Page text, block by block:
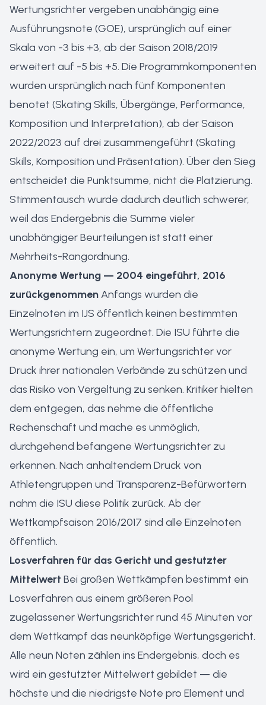
Wertungsrichter vergeben unabhängig eine
Ausführungsnote (GOE), ursprünglich auf einer
Skala von -3 bis +3, ab der Saison 2018/2019
erweitert auf -5 bis +5. Die Programmkomponenten
wurden ursprünglich nach fünf Komponenten
benotet (Skating Skills, Übergänge, Performance,
Komposition und Interpretation), ab der Saison
2022/2023 auf drei zusammengeführt (Skating
Skills, Komposition und Präsentation). Über den Sieg
entscheidet die Punktsumme, nicht die Platzierung.
Stimmentausch wurde dadurch deutlich schwerer,
weil das Endergebnis die Summe vieler
unabhängiger Beurteilungen ist statt einer
Mehrheits-Rangordnung.
Anonyme Wertung — 2004 eingeführt, 2016
zurückgenommen Anfangs wurden die
Einzelnoten im IJS öffentlich keinen bestimmten
Wertungsrichtern zugeordnet. Die ISU führte die
anonyme Wertung ein, um Wertungsrichter vor
Druck ihrer nationalen Verbände zu schützen und
das Risiko von Vergeltung zu senken. Kritiker hielten
dem entgegen, das nehme die öffentliche
Rechenschaft und mache es unmöglich,
durchgehend befangene Wertungsrichter zu
erkennen. Nach anhaltendem Druck von
Athletengruppen und Transparenz-Befürwortern
nahm die ISU diese Politik zurück. Ab der
Wettkampfsaison 2016/2017 sind alle Einzelnoten
öffentlich.
Losverfahren für das Gericht und gestutzter
Mittelwert Bei großen Wettkämpfen bestimmt ein
Losverfahren aus einem größeren Pool
zugelassener Wertungsrichter rund 45 Minuten vor
dem Wettkampf das neunköpfige Wertungsgericht.
Alle neun Noten zählen ins Endergebnis, doch es
wird ein gestutzter Mittelwert gebildet — die
höchste und die niedrigste Note pro Element und